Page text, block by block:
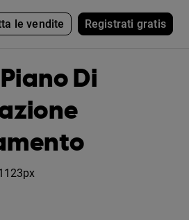
le vendite Registrati gratis
Di